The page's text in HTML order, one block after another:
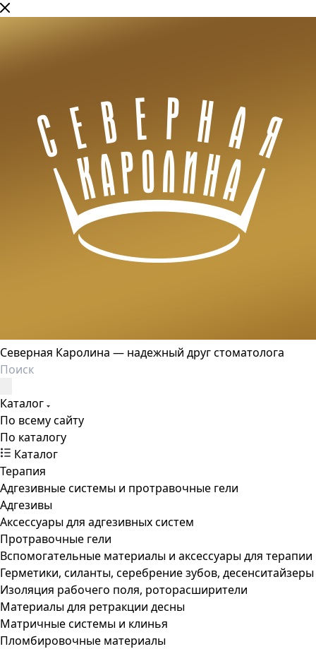
Северная Каролина — надежный друг стоматолога
Каталог
По всему сайту
По каталогу
Каталог
Терапия
Адгезивные системы и протравочные гели
Адгезивы
Аксессуары для адгезивных систем
Протравочные гели
Вспомогательные материалы и аксессуары для терапии
Герметики, силанты, серебрение зубов, десенситайзеры
Изоляция рабочего поля, роторасширители
Материалы для ретракции десны
Матричные системы и клинья
Пломбировочные материалы